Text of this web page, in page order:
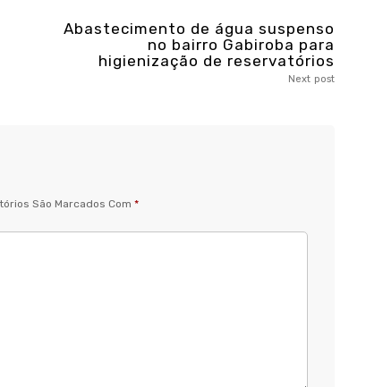
Abastecimento de água suspenso
no bairro Gabiroba para
higienização de reservatórios
Next post
São Marcados Com *